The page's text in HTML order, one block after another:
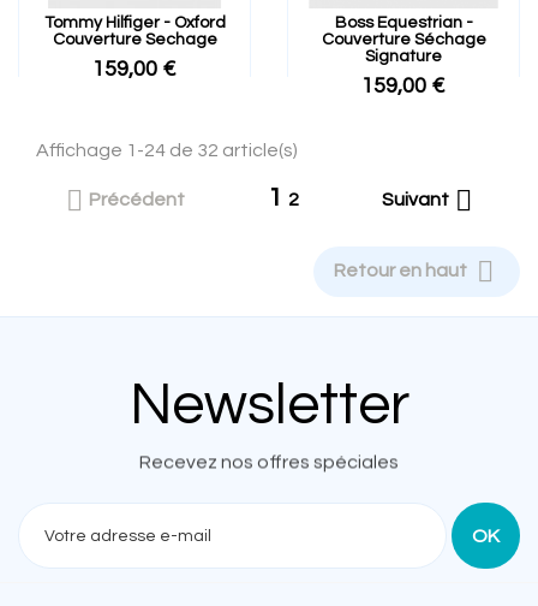
Tommy Hilfiger - Oxford
Couverture Sechage
159,00 €
Boss Equestrian -
Couverture Séchage
Signature
159,00 €
Affichage 1-24 de 32 article(s)
 Précédent 1 2 Suivant 
Retour en haut 
Newsletter
Recevez nos offres spéciales